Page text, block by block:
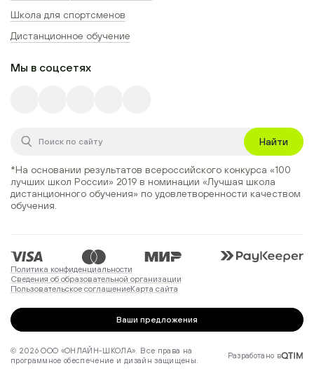
Школа для спортсменов
Дистанционное обучение
Мы в соцсетях
Найти
*На основании результатов всероссийского конкурса «100
лучших школ России» 2019 в номинации «Лучшая школа
дистанционного обучения» по удовлетворенности качеством
обучения.
Политика конфиденциальности
Сведения об образовательной организации
Пользовательское соглашениеКарта сайта
Ваши предложения
© 2026 ООО «ОНЛАЙН-ШКОЛА». Все права на
программное обеспечение и дизайн защищены.
Разработано в